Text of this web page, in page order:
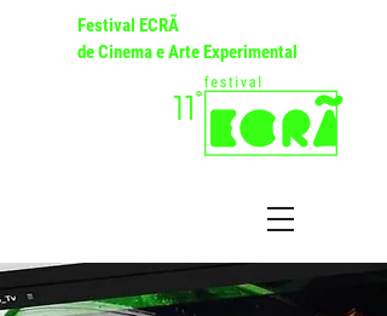
Festival ECRÃ
de Cinema e Arte Experimental